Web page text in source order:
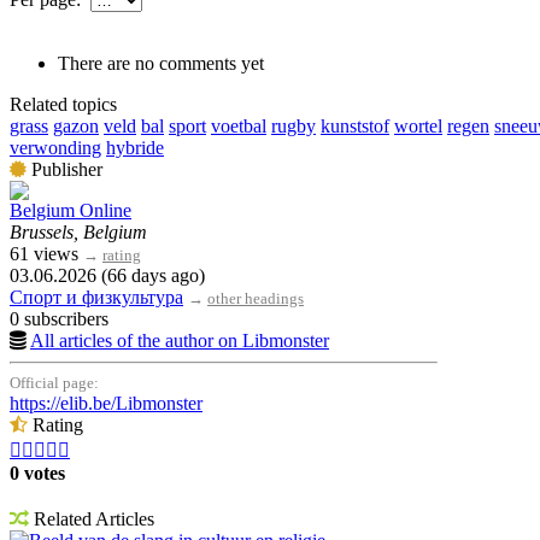
There are no comments yet
Related topics
grass gazon veld bal sport voetbal rugby kunststof wortel regen
verwonding hybride
Publisher
Belgium Online
Brussels, Belgium
61 views → rating
03.06.2026 (66 days ago)
Спорт и физкультура → other headings
0 subscribers
All articles of the author on Libmonster
Official page:
https://elib.be/Libmonster
Rating
    
0 votes
Related Articles